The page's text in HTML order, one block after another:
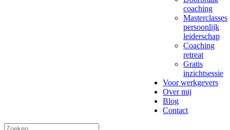
coaching
Masterclasses
persoonlijk
leiderschap
Coaching
retreat
Gratis
inzichtsessie
Voor werkgevers
Over mij
Blog
Contact